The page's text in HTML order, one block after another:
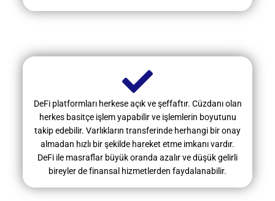
DeFi platformları herkese açık ve şeffaftır. Cüzdanı olan
herkes basitçe işlem yapabilir ve işlemlerin boyutunu
takip edebilir. Varlıkların transferinde herhangi bir onay
almadan hızlı bir şekilde hareket etme imkanı vardır.
DeFi ile masraflar büyük oranda azalır ve düşük gelirli
bireyler de finansal hizmetlerden faydalanabilir.